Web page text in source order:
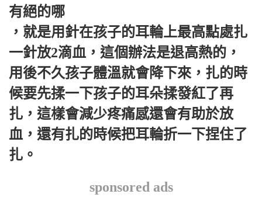
有絕的哪
，就是用針在孩子的耳輪上最高點處扎
一針放2滴血，這個辦法是退高熱的，
用後不久孩子體溫就會降下來，扎的時
候要先揉一下孩子的耳朵揉發紅了再
扎，這樣會減少疼痛感還會有助於放
血，還有扎的時候把耳輪折一下捏住了
扎。
sponsored ads